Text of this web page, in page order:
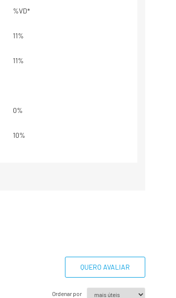
%VD*
11%
11%
0%
10%
de 2000kcal ou
QUERO AVALIAR
Ordenar por